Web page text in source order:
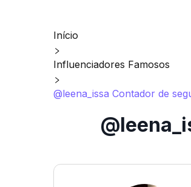
Início
Influenciadores Famosos
@leena_issa Contador de